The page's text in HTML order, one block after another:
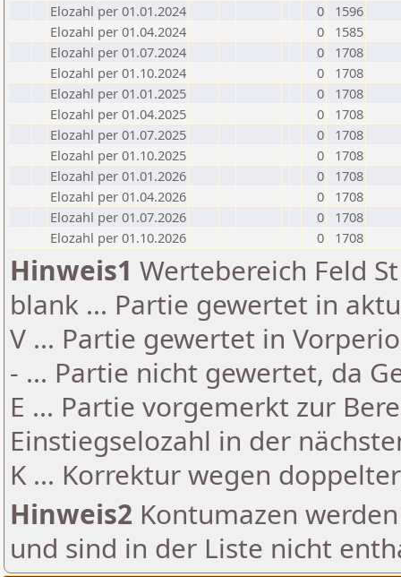
Elozahl per 01.01.2024
0
1596
Elozahl per 01.04.2024
0
1585
Elozahl per 01.07.2024
0
1708
Elozahl per 01.10.2024
0
1708
Elozahl per 01.01.2025
0
1708
Elozahl per 01.04.2025
0
1708
Elozahl per 01.07.2025
0
1708
Elozahl per 01.10.2025
0
1708
Elozahl per 01.01.2026
0
1708
Elozahl per 01.04.2026
0
1708
Elozahl per 01.07.2026
0
1708
Elozahl per 01.10.2026
0 1708
Hinweis1 Wertebereich Feld
blank ... Partie gewertet in
V ... Partie gewertet in
- ... Partie nicht gewertet, da
E ... Partie vorgemerkt zur
Einstiegselozahl in der
K ... Korrektur wegen
Hinweis2 Kontumazen
und sind in der Liste nicht